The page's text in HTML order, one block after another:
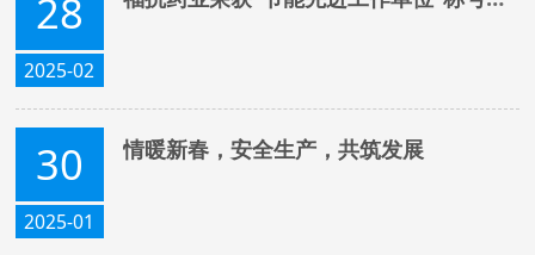
28
2025-02
30
2025-01
情暖新春，安全生产，共筑发展